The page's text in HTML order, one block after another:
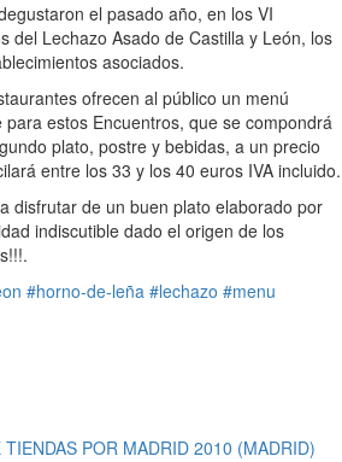
el pasado año, en los VI
del Lechazo Asado de Castilla y León, los
asociados.
ofrecen al público un menú
estos Encuentros, que se compondrá
plato, postre y bebidas, a un precio
entre los 33 y los 40 euros IVA incluido.
disfrutar de un buen plato elaborado por
indiscutible dado el origen de los
#horno-de-leña #lechazo #menu
POR MADRID 2010 (MADRID)